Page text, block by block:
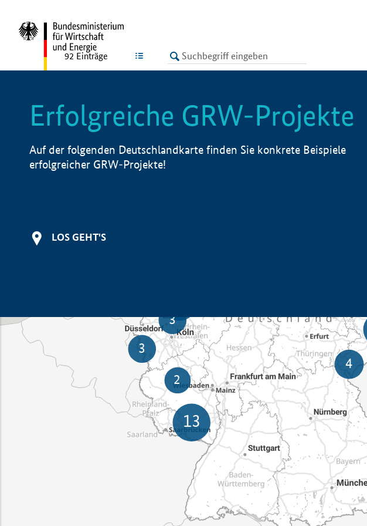
LISTE
92 Einträge
Erfolgreiche GRW-Projekte
Auf der folgenden Deutschlandkarte finden Sie konkrete Beispiele
erfolgreicher GRW-Projekte!
LOS GEHT'S